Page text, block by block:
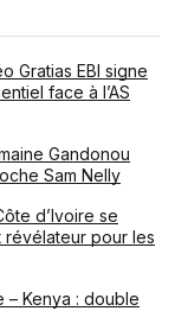
Gratias EBI signe
face à l’AS
Gandonou
Sam Nelly
d’Ivoire se
révélateur pour les
– Kenya : double